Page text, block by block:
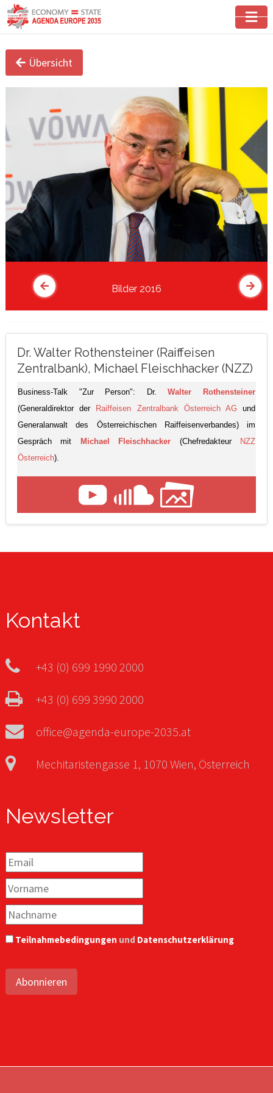
Übersicht
Bilder 2016
Dr. Walter Rothensteiner (Raiffeisen
Zentralbank), Michael Fleischhacker (NZZ)
Business-Talk "Zur Person": Dr.Walter Rothensteiner
(Generaldirektor der
Raiffeisen Zentralbank Österreich AGund
Generalanwalt des Österreichischen Raiffeisenverbandes) im
Gespräch mit
Michael Fleischhacker (Chefredakteur
NZZ
Österreich).
Kontakt
+43 (0) 699 1990 2000
+43 (0) 699 3990 2000
office@agenda-europe-2035.at
Mechitaristengasse 1, 1070 Wien, Österreich
Newsletter
Teilnahmebedingungen und Datenschutzerklärung
Abonnieren